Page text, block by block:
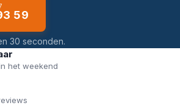
59
30 seconden.
het weekend